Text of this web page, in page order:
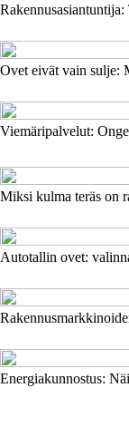
Ovet eivät vain sulje:
Viemäripalvelut:
Miksi kulma teräs on
Autotallin ovet:
Energiakunnostus: